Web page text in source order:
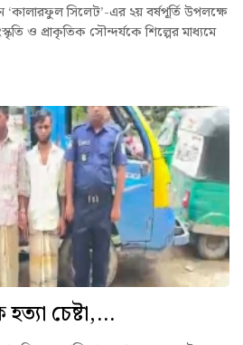
‘কালারফুল সিলেট’-এর ২য় বর্ষপূর্তি উপলক্ষে
ও প্রাকৃতিক সৌন্দর্যকে শিল্পের মাধ্যমে
চেষ্টা,...